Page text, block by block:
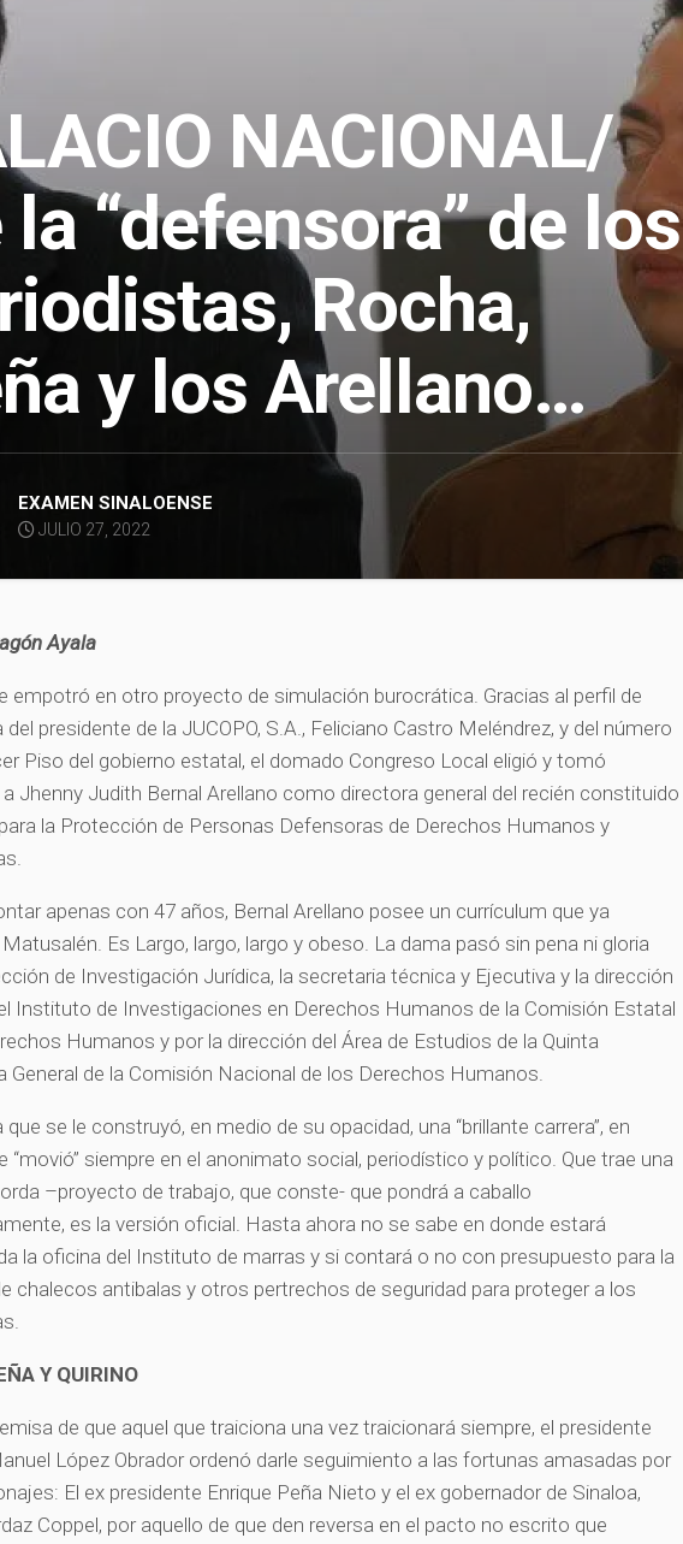
NACIONAL/
la “defensora” de los
Rocha,
y los Arellano…
EXAMEN SINALOENSE
JULIO 27, 2022
Ayala
empotró en otro proyecto de simulación burocrática. Gracias al perfil de
del presidente de la JUCOPO, S.A., Feliciano Castro Meléndrez, y del número
Piso del gobierno estatal, el domado Congreso Local eligió y tomó
Jhenny Judith Bernal Arellano como directora general del recién constituido
la Protección de Personas Defensoras de Derechos Humanos y
apenas con 47 años, Bernal Arellano posee un currículum que ya
Matusalén. Es Largo, largo, largo y obeso. La dama pasó sin pena ni gloria
de Investigación Jurídica, la secretaria técnica y Ejecutiva y la dirección
Instituto de Investigaciones en Derechos Humanos de la Comisión Estatal
Humanos y por la dirección del Área de Estudios de la Quinta
General de la Comisión Nacional de los Derechos Humanos.
que se le construyó, en medio de su opacidad, una “brillante carrera”, en
“movió” siempre en el anonimato social, periodístico y político. Que trae una
–proyecto de trabajo, que conste- que pondrá a caballo
es la versión oficial. Hasta ahora no se sabe en donde estará
la oficina del Instituto de marras y si contará o no con presupuesto para la
chalecos antibalas y otros pertrechos de seguridad para proteger a los
Y QUIRINO
de que aquel que traiciona una vez traicionará siempre, el presidente
López Obrador ordenó darle seguimiento a las fortunas amasadas por
El ex presidente Enrique Peña Nieto y el ex gobernador de Sinaloa,
Coppel, por aquello de que den reversa en el pacto no escrito que